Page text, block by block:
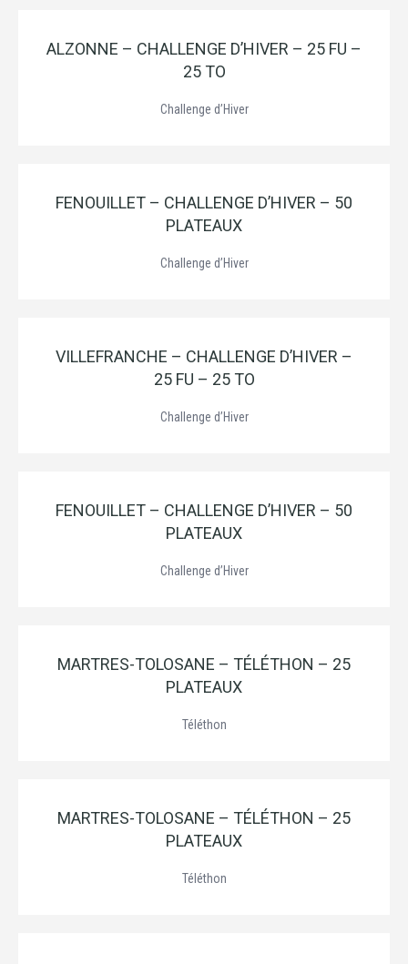
ALZONNE – CHALLENGE D’HIVER – 25 FU –
25 TO
Challenge d’Hiver
FENOUILLET – CHALLENGE D’HIVER – 50
PLATEAUX
Challenge d’Hiver
VILLEFRANCHE – CHALLENGE D’HIVER –
25 FU – 25 TO
Challenge d’Hiver
FENOUILLET – CHALLENGE D’HIVER – 50
PLATEAUX
Challenge d’Hiver
MARTRES-TOLOSANE – TÉLÉTHON – 25
PLATEAUX
Téléthon
MARTRES-TOLOSANE – TÉLÉTHON – 25
PLATEAUX
Téléthon